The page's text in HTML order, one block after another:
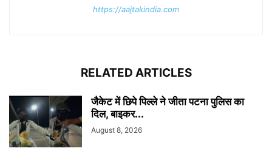
https://aajtakindia.com
RELATED ARTICLES
जैकेट में छिपे पिल्ले ने जीता पटना पुलिस का
दिल, बाइकर...
August 8, 2026